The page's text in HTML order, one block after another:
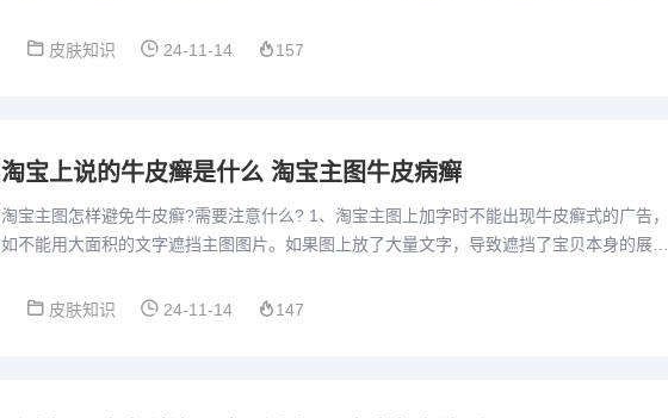
皮肤知识
24-11-14 157
淘宝上说的牛皮癣是什么 淘宝主图牛皮病癣
淘宝主图怎样避免牛皮癣?需要注意什么? 1、淘宝主图上加字时不能出现牛皮癣式的广告，
如不能用大面积的文字遮挡主图图片。如果图上放了大量文字，导致遮挡了宝贝本身的展
皮肤知识
24-11-14 147